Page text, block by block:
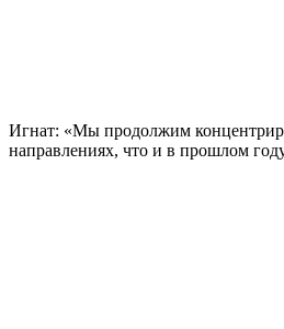
Игнат: «Мы продолжим
направлениях, что и в прошлом